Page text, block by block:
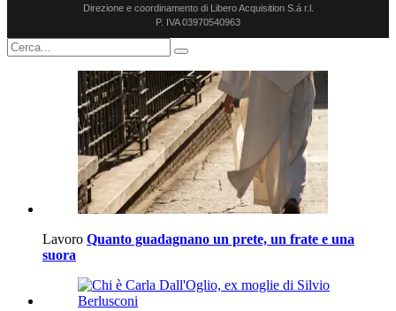
Direzione e coordinamento di Libero Acquisition S.á r.l.
P. IVA 03970540963
Lavoro Quanto guadagnano un prete, un frate e una
suora